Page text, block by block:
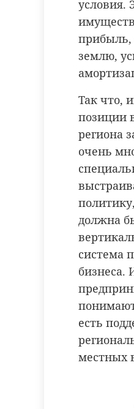
условия.
прибыль,
землю,
Так что,
позиции
региона
очень
должна
система
бизнеса.
есть
местных
добровольцы
реставрация
Поделиться
Хирург из
Петербурга
старинную
24 ноября 2020, 19:15
история